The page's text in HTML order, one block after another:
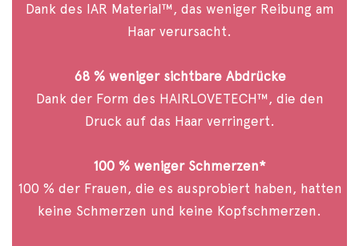
Dank des IAR Material™, das weniger Reibung am
Haar verursacht.
68 % weniger sichtbare Abdrücke
Dank der Form des HAIRLOVETECH™, die den
Druck auf das Haar verringert.
100 % weniger Schmerzen*
100 % der Frauen, die es ausprobiert haben, hatten
keine Schmerzen und keine Kopfschmerzen.